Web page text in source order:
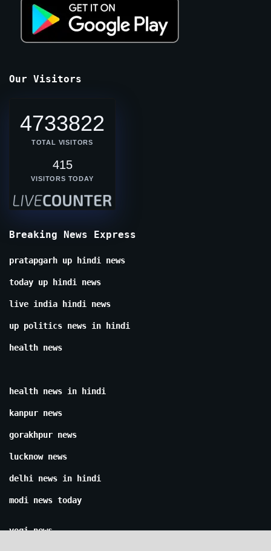
Our Visitors
4733822
TOTAL VISITORS
415
VISITORS TODAY
Breaking News Express
pratapgarh up hindi news
today up hindi news
live india hindi news
up politics news in hindi
health news
health news in hindi
kanpur news
gorakhpur news
lucknow news
delhi news in hindi
modi news today
yogi news